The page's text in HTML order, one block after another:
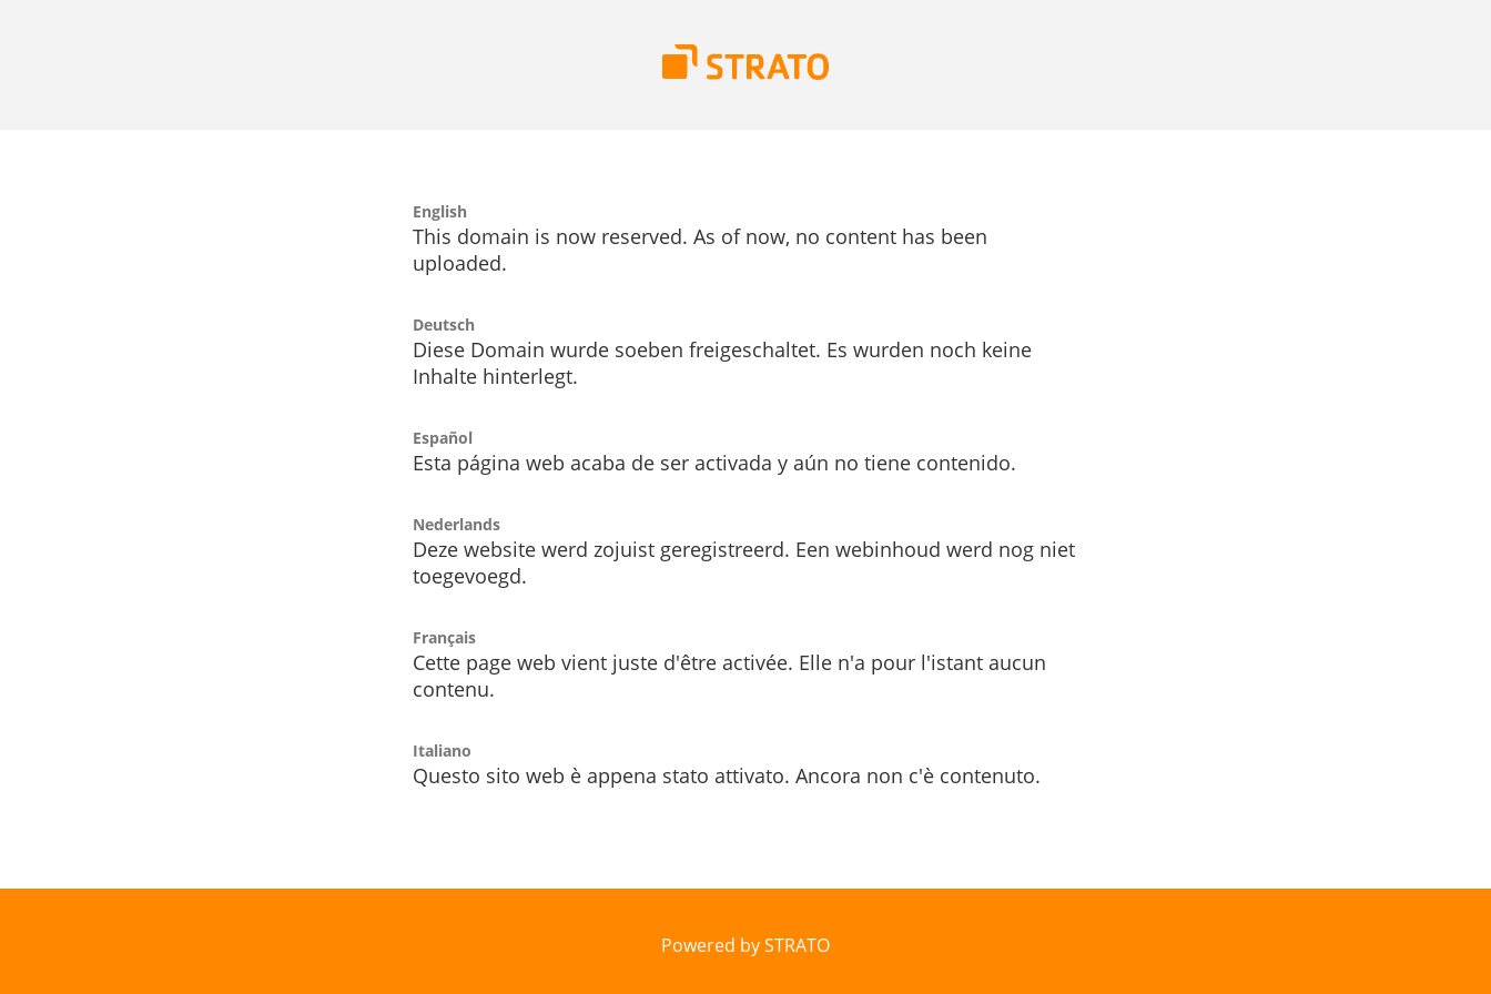
English
This domain is now reserved. As of now, no content has been
uploaded.
Deutsch
Diese Domain wurde soeben freigeschaltet. Es wurden noch keine
Inhalte hinterlegt.
Español
Esta página web acaba de ser activada y aún no tiene contenido.
Nederlands
Deze website werd zojuist geregistreerd. Een webinhoud werd nog niet
toegevoegd.
Français
Cette page web vient juste d'être activée. Elle n'a pour l'istant aucun
contenu.
Italiano
Questo sito web è appena stato attivato. Ancora non c'è contenuto.
Powered by STRATO